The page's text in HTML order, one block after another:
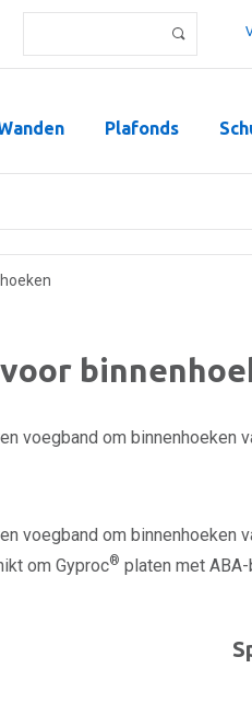
Plafonds
voegband om binnenhoeken
voegband om binnenhoeken
om Gyproc® platen met